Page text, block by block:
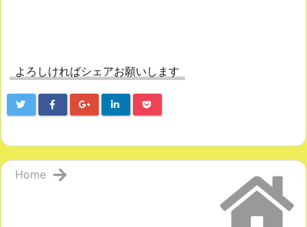
よろしければシェアお願いします
Home